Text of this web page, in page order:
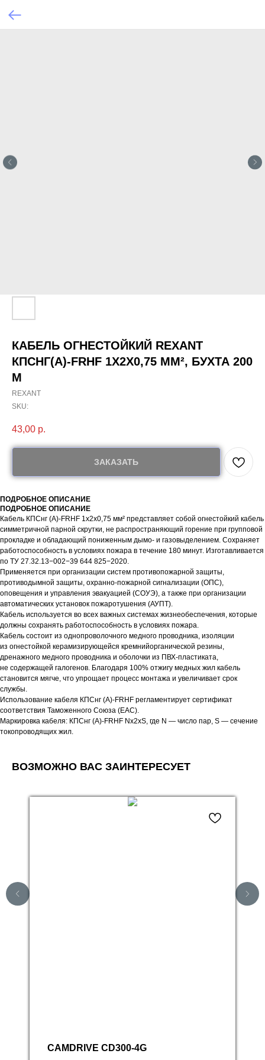
КАБЕЛЬ ОГНЕСТОЙКИЙ REXANT
КПСНГ(А)-FRHF 1X2X0,75 ММ², БУХТА 200
М
REXANT
SKU:
43,00 р.
ЗАКАЗАТЬ
ПОДРОБНОЕ ОПИСАНИЕ
ПОДРОБНОЕ ОПИСАНИЕ
Кабель КПСнг (А)-FRHF 1x2x0,75 мм² представляет собой огнестойкий кабель
симметричной парной скрутки, не распространяющий горение при групповой
прокладке и обладающий пониженным дымо- и газовыделением. Сохраняет
работоспособность в условиях пожара в течение 180 минут. Изготавливается
по ТУ 27.32.13−002−39 644 825−2020.
Применяется при организации систем противопожарной защиты,
противодымной защиты, охранно-пожарной сигнализации (ОПС),
оповещения и управления эвакуацией (СОУЭ), а также при организации
автоматических установок пожаротушения (АУПТ).
Кабель используется во всех важных системах жизнеобеспечения, которые
должны сохранять работоспособность в условиях пожара.
Кабель состоит из однопроволочного медного проводника, изоляции
из огнестойкой керамизирующейся кремнийорганической резины,
дренажного медного проводника и оболочки из ПВХ-пластиката,
не содержащей галогенов. Благодаря 100% отжигу медных жил кабель
становится мягче, что упрощает процесс монтажа и увеличивает срок
службы.
Использование кабеля КПСнг (А)-FRHF регламентирует сертификат
соответствия Таможенного Союза (EAC).
Маркировка кабеля: КПСнг (А)-FRHF Nх2хS, где N — число пар, S — cечение
токопроводящих жил.
ВОЗМОЖНО ВАС ЗАИНТЕРЕСУЕТ
CAMDRIVE CD300-4G